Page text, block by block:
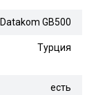
Datakom GB500
Турция
есть